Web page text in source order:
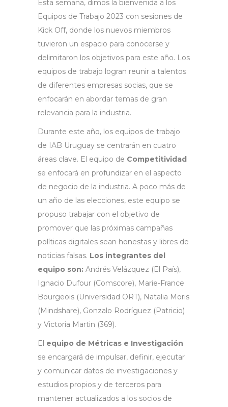
Esta semana, dimos la bienvenida a los
Equipos de Trabajo 2023 con sesiones de
Kick Off, donde los nuevos miembros
tuvieron un espacio para conocerse y
delimitaron los objetivos para este año. Los
equipos de trabajo logran reunir a talentos
de diferentes empresas socias, que se
enfocarán en abordar temas de gran
relevancia para la industria.
Durante este año, los equipos de trabajo
de IAB Uruguay se centrarán en cuatro
áreas clave. El equipo de Competitividad
se enfocará en profundizar en el aspecto
de negocio de la industria. A poco más de
un año de las elecciones, este equipo se
propuso trabajar con el objetivo de
promover que las próximas campañas
políticas digitales sean honestas y libres de
noticias falsas. Los integrantes del
equipo son: Andrés Velázquez (El País),
Ignacio Dufour (Comscore), Marie-France
Bourgeois (Universidad ORT), Natalia Moris
(Mindshare), Gonzalo Rodríguez (Patricio)
y Victoria Martin (369).
El equipo de Métricas e Investigación
se encargará de impulsar, definir, ejecutar
y comunicar datos de investigaciones y
estudios propios y de terceros para
mantener actualizados a los socios de